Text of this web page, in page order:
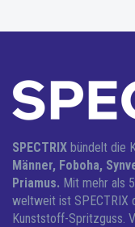
SPECTRIX bündelt die
Männer, Foboha,
Priamus. Mit mehr als
weltweit ist SPECTRIX
Kunststoff-Spritzguss.